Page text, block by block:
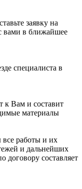
заявку на
вами в ближайшее
специалиста в
Вам и составит
материалы
работы и их
и дальнейших
договору составляет